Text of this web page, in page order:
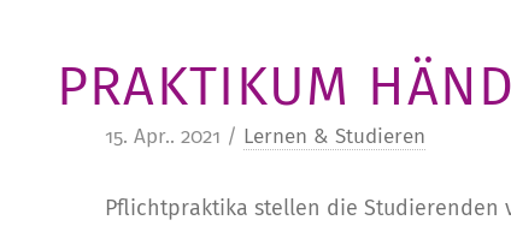
PRAKTIKUM
15. Apr.. 2021 / Lernen & Studieren
Pflichtpraktika stellen die Studierenden